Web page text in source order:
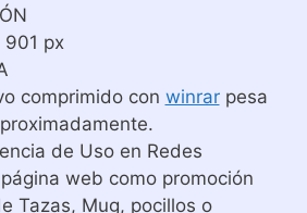
px
comprimido con winrarpesa
de Uso en Redes
web como promoción
Tazas, Mug, pocillos o